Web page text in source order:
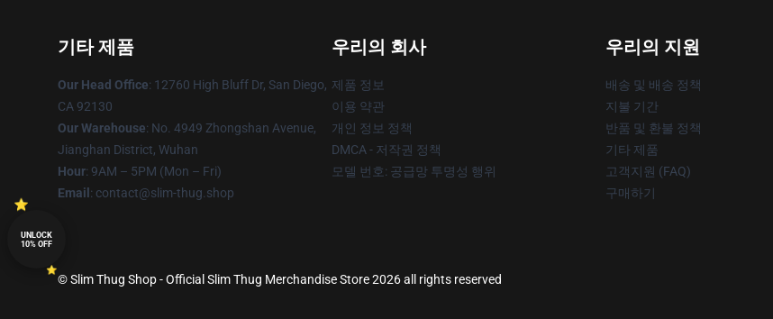
기타 제품
Our Head Office: 12760 High Bluff Dr, San Diego,
CA 92130
Our Warehouse: No. 4949 Zhongshan Avenue,
Jianghan District, Wuhan
Hour: 9AM – 5PM (Mon – Fri)
Email : contact@slim-thug.shop
우리의 회사
제품 정보
이용 약관
개인 정보 정책
DMCA - 저작권 정책
모델 번호: 공급망 투명성 행위
우리의 지원
배송 및 배송 정책
지불 기간
반품 및 환불 정책
기타 제품
고객지원 (FAQ)
구매하기
© Slim Thug Shop - Official Slim Thug Merchandise Store 2026 all rights reserved
UNLOCK
10% OFF